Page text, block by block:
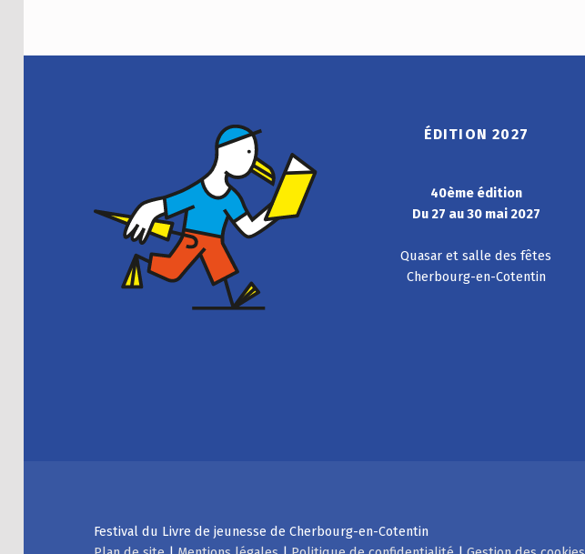
ÉDITION 2027
40ème édition
Du 27 au 30 mai 2027
Quasar et salle des fêtes
Cherbourg-en-Cotentin
Festival du Livre de jeunesse de Cherbourg-en-Cotentin